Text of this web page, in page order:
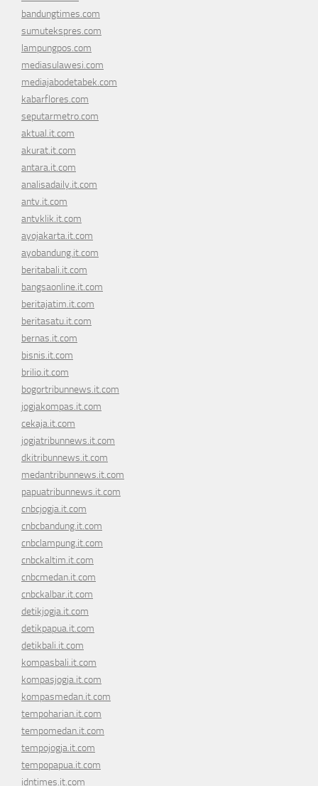
bandungtimes.com
sumutekspres.com
lampungpos.com
mediasulawesi.com
mediajabodetabek.com
kabarflores.com
seputarmetro.com
aktual.it.com
akurat.it.com
antara.it.com
analisadaily.it.com
antv.it.com
antvklik.it.com
ayojakarta.it.com
ayobandung.it.com
beritabali.it.com
bangsaonline.it.com
beritajatim.it.com
beritasatu.it.com
bernas.it.com
bisnis.it.com
brilio.it.com
bogortribunnews.it.com
jogjakompas.it.com
cekaja.it.com
jogjatribunnews.it.com
dkitribunnews.it.com
medantribunnews.it.com
papuatribunnews.it.com
cnbcjogja.it.com
cnbcbandung.it.com
cnbclampung.it.com
cnbckaltim.it.com
cnbcmedan.it.com
cnbckalbar.it.com
detikjogja.it.com
detikpapua.it.com
detikbali.it.com
kompasbali.it.com
kompasjogja.it.com
kompasmedan.it.com
tempoharian.it.com
tempomedan.it.com
tempojogja.it.com
tempopapua.it.com
idntimes.it.com